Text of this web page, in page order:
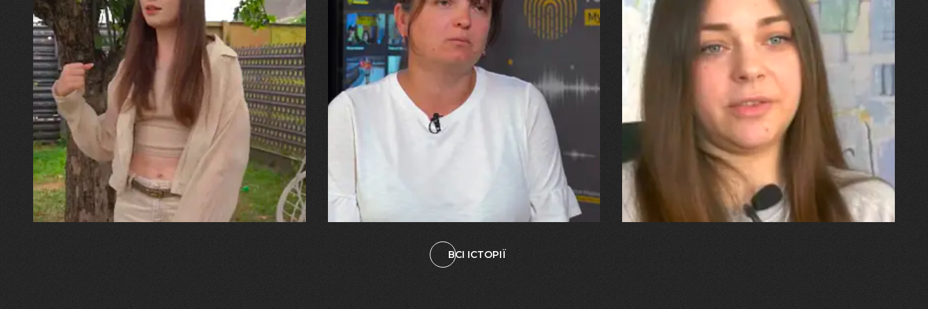
30.07.2026
Калина, Дарина та Віра Папроцькі
"Хвиля була, як від моря,
прозора і велика… Я ледве
встигла схопити племінницю"
29.07.2026
Марина, Ваїд та Аміна Харченко
"Попри всі втрати, ми не
зламалися: тепер я бачу
свого вбитого чоловіка у
наших дітях"
27.07.2026
"Я перенесла 11 операцій, та
плакала від фантомного
болю. Але маленька донька
бере за руку і змушує йти
далі"
ВСІ ІСТОРІЇ